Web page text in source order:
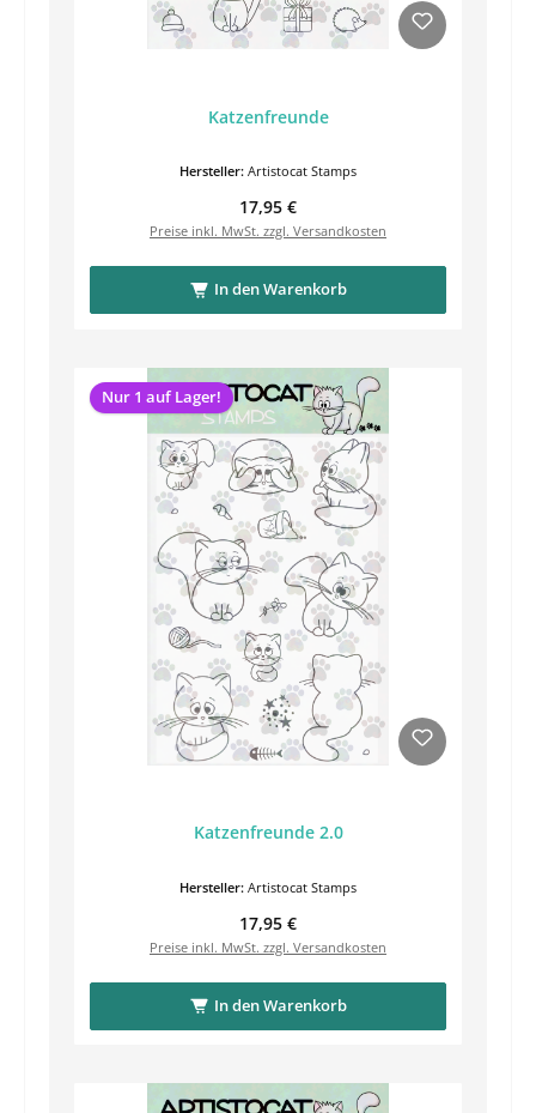
Katzenfreunde
Hersteller: Artistocat Stamps
Regulärer Preis:
17,95 €
Preise inkl. MwSt. zzgl. Versandkosten
In den Warenkorb
Nur 1 auf Lager!
Katzenfreunde 2.0
Hersteller: Artistocat Stamps
Regulärer Preis:
17,95 €
Preise inkl. MwSt. zzgl. Versandkosten
In den Warenkorb